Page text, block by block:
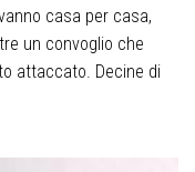
casa per casa,
un convoglio che
attaccato. Decine di